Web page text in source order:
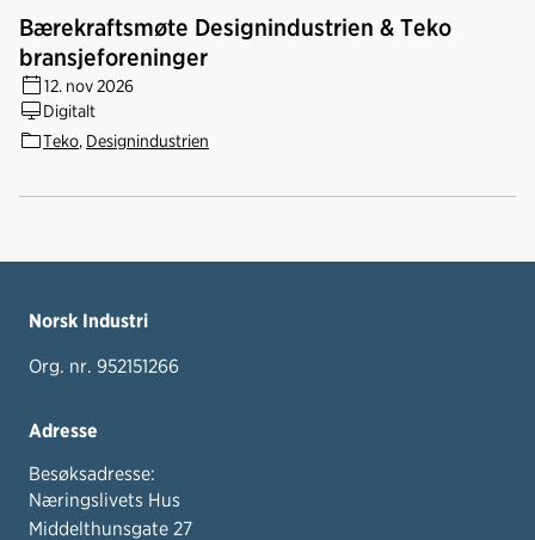
Bærekraftsmøte Designindustrien & Teko
bransjeforeninger
12. nov 2026
Digitalt
Teko, Designindustrien
Norsk Industri
Org. nr. 952151266
Adresse
Besøksadresse:
Næringslivets Hus
Middelthunsgate 27